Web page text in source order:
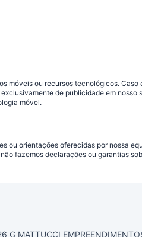
móveis ou recursos tecnológicos.
de publicidade em
móvel.
orientações oferecidas por nossa
fazemos declarações ou garantias
G MATTUCCI